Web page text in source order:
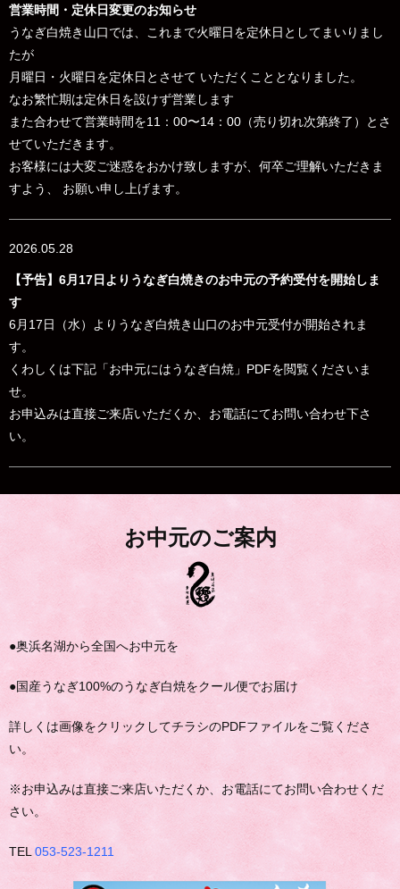
営業時間・定休日変更のお知らせ
うなぎ白焼き山口では、これまで火曜日を定休日としてまいりまし
たが
月曜日・火曜日を定休日とさせて いただくこととなりました。
なお繁忙期は定休日を設けず営業します
また合わせて営業時間を11：00〜14：00（売り切れ次第終了）とさ
せていただきます。
お客様には大変ご迷惑をおかけ致しますが、何卒ご理解いただきま
すよう、 お願い申し上げます。
2026.05.28
【予告】6月17日よりうなぎ白焼きのお中元の予約受付を開始しま
す
6月17日（水）よりうなぎ白焼き山口のお中元受付が開始されま
す。
くわしくは下記「お中元にはうなぎ白焼」PDFを閲覧くださいま
せ。
お申込みは直接ご来店いただくか、お電話にてお問い合わせ下さ
い。
お中元のご案内
●奥浜名湖から全国へお中元を
●国産うなぎ100%のうなぎ白焼をクール便でお届け
詳しくは画像をクリックしてチラシのPDFファイルをご覧くださ
い。
※お申込みは直接ご来店いただくか、お電話にてお問い合わせくだ
さい。
TEL053-523-1211